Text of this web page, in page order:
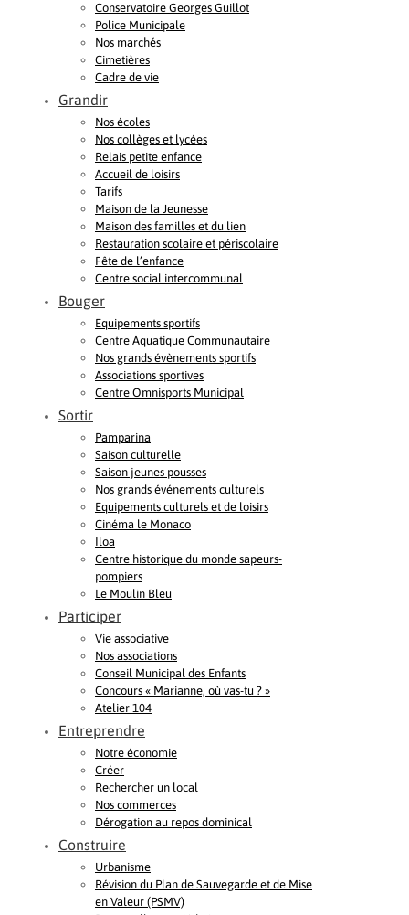
Conservatoire Georges Guillot
Police Municipale
Nos marchés
Cimetières
Cadre de vie
Grandir
Nos écoles
Nos collèges et lycées
Relais petite enfance
Accueil de loisirs
Tarifs
Maison de la Jeunesse
Maison des familles et du lien
Restauration scolaire et périscolaire
Fête de l’enfance
Centre social intercommunal
Bouger
Equipements sportifs
Centre Aquatique Communautaire
Nos grands évènements sportifs
Associations sportives
Centre Omnisports Municipal
Sortir
Pamparina
Saison culturelle
Saison jeunes pousses
Nos grands événements culturels
Equipements culturels et de loisirs
Cinéma le Monaco
Iloa
Centre historique du monde sapeurs-
pompiers
Le Moulin Bleu
Participer
Vie associative
Nos associations
Conseil Municipal des Enfants
Concours « Marianne, où vas-tu ? »
Atelier 104
Entreprendre
Notre économie
Créer
Rechercher un local
Nos commerces
Dérogation au repos dominical
Construire
Urbanisme
Révision du Plan de Sauvegarde et de Mise
en Valeur (PSMV)